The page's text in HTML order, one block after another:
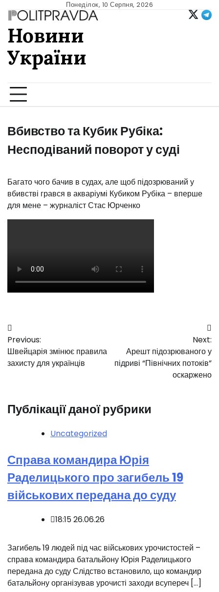
content
Понеділок, 10 Серпня, 2026
Новини
України
Вбивство та Кубик Рубіка:
Несподіваний поворот у суді
Багато чого бачив в судах, але щоб підозрюваний у
вбивстві грався в акваріумі Кубиком Рубіка – вперше
для мене – журналіст Стас Юрченко
Навігація
записів
Previous:
Швейцарія змінює правила
захисту для українців
Next:
Арешт підозрюваного у
підриві “Північних потоків”
оскаржено
Публікації даної рубрики
Uncategorized
Справа командира Юрія
Раделицького про загибель 19
військових передана до суду
18:15 26.06.26
️Загибель 19 людей під час військових урочистостей –
справа командира батальйону Юрія Раделицького
передана до суду Слідство встановило, що командир
батальйону організував урочисті заходи всупереч […]